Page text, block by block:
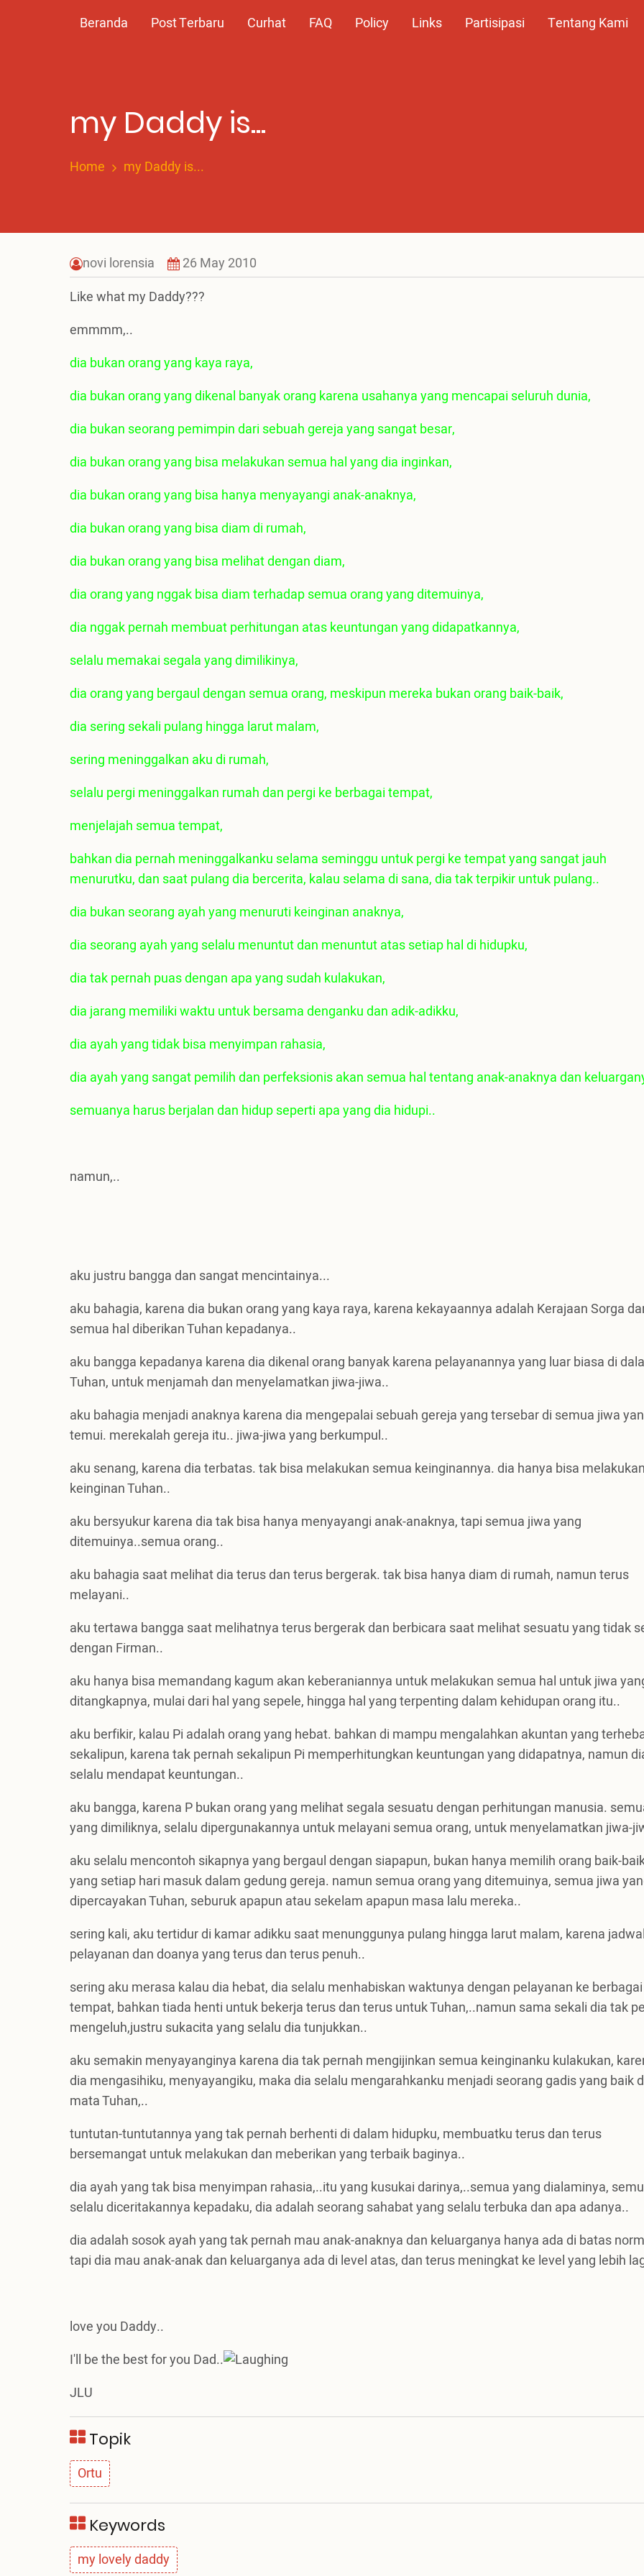
Main
Beranda Post Terbaru Curhat FAQ Policy Links Partisipasi Tentang Kami
my Daddy is...
Home my Daddy is...
novi lorensia
26 May 2010
Like what my Daddy???
emmmm,..
dia bukan orang yang kaya raya,
dia bukan orang yang dikenal banyak orang karena usahanya yang mencapai seluruh dunia,
dia bukan seorang pemimpin dari sebuah gereja yang sangat besar,
dia bukan orang yang bisa melakukan semua hal yang dia inginkan,
dia bukan orang yang bisa hanya menyayangi anak-anaknya,
dia bukan orang yang bisa diam di rumah,
dia bukan orang yang bisa melihat dengan diam,
dia orang yang nggak bisa diam terhadap semua orang yang ditemuinya,
dia nggak pernah membuat perhitungan atas keuntungan yang didapatkannya,
selalu memakai segala yang dimilikinya,
dia orang yang bergaul dengan semua orang, meskipun mereka bukan orang baik-baik,
dia sering sekali pulang hingga larut malam,
sering meninggalkan aku di rumah,
selalu pergi meninggalkan rumah dan pergi ke berbagai tempat,
menjelajah semua tempat,
bahkan dia pernah meninggalkanku selama seminggu untuk pergi ke tempat yang sangat jauh
menurutku, dan saat pulang dia bercerita, kalau selama di sana, dia tak terpikir untuk pulang..
dia bukan seorang ayah yang menuruti keinginan anaknya,
dia seorang ayah yang selalu menuntut dan menuntut atas setiap hal di hidupku,
dia tak pernah puas dengan apa yang sudah kulakukan,
dia jarang memiliki waktu untuk bersama denganku dan adik-adikku,
dia ayah yang tidak bisa menyimpan rahasia,
dia ayah yang sangat pemilih dan perfeksionis akan semua hal tentang anak-anaknya dan
semuanya harus berjalan dan hidup seperti apa yang dia hidupi..
namun,..
aku justru bangga dan sangat mencintainya...
aku bahagia, karena dia bukan orang yang kaya raya, karena kekayaannya adalah Kerajaan Sorga
semua hal diberikan Tuhan kepadanya..
aku bangga kepadanya karena dia dikenal orang banyak karena pelayanannya yang luar biasa di
Tuhan, untuk menjamah dan menyelamatkan jiwa-jiwa..
aku bahagia menjadi anaknya karena dia mengepalai sebuah gereja yang tersebar di semua jiwa
temui. merekalah gereja itu.. jiwa-jiwa yang berkumpul..
aku senang, karena dia terbatas. tak bisa melakukan semua keinginannya. dia hanya bisa
keinginan Tuhan..
aku bersyukur karena dia tak bisa hanya menyayangi anak-anaknya, tapi semua jiwa yang
ditemuinya..semua orang..
aku bahagia saat melihat dia terus dan terus bergerak. tak bisa hanya diam di rumah, namun terus
melayani..
aku tertawa bangga saat melihatnya terus bergerak dan berbicara saat melihat sesuatu yang tidak
dengan Firman..
aku hanya bisa memandang kagum akan keberaniannya untuk melakukan semua hal untuk jiwa
ditangkapnya, mulai dari hal yang sepele, hingga hal yang terpenting dalam kehidupan orang itu..
aku berfikir, kalau Pi adalah orang yang hebat. bahkan di mampu mengalahkan akuntan yang
sekalipun, karena tak pernah sekalipun Pi memperhitungkan keuntungan yang didapatnya, namun
selalu mendapat keuntungan..
aku bangga, karena P bukan orang yang melihat segala sesuatu dengan perhitungan manusia.
yang dimiliknya, selalu dipergunakannya untuk melayani semua orang, untuk menyelamatkan jiwa-
aku selalu mencontoh sikapnya yang bergaul dengan siapapun, bukan hanya memilih orang baik-
yang setiap hari masuk dalam gedung gereja. namun semua orang yang ditemuinya, semua jiwa
dipercayakan Tuhan, seburuk apapun atau sekelam apapun masa lalu mereka..
sering kali, aku tertidur di kamar adikku saat menunggunya pulang hingga larut malam, karena
pelayanan dan doanya yang terus dan terus penuh..
sering aku merasa kalau dia hebat, dia selalu menhabiskan waktunya dengan pelayanan ke berbagai
tempat, bahkan tiada henti untuk bekerja terus dan terus untuk Tuhan,..namun sama sekali dia tak
mengeluh,justru sukacita yang selalu dia tunjukkan..
aku semakin menyayanginya karena dia tak pernah mengijinkan semua keinginanku kulakukan,
dia mengasihiku, menyayangiku, maka dia selalu mengarahkanku menjadi seorang gadis yang baik
mata Tuhan,..
tuntutan-tuntutannya yang tak pernah berhenti di dalam hidupku, membuatku terus dan terus
bersemangat untuk melakukan dan meberikan yang terbaik baginya..
dia ayah yang tak bisa menyimpan rahasia,..itu yang kusukai darinya,..semua yang dialaminya,
selalu diceritakannya kepadaku, dia adalah seorang sahabat yang selalu terbuka dan apa adanya..
dia adalah sosok ayah yang tak pernah mau anak-anaknya dan keluarganya hanya ada di batas
tapi dia mau anak-anak dan keluarganya ada di level atas, dan terus meningkat ke level yang lebih
love you Daddy..
I'll be the best for you Dad..
JLU
Topik
Ortu
Keywords
my lovely daddy